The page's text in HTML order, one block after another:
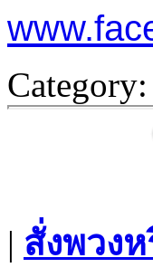
Category:
| สั่งพวง